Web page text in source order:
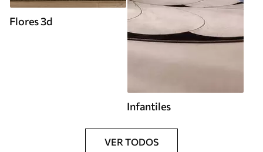
Flores 3d
Infantiles
VER TODOS